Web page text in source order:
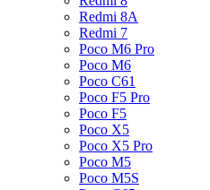
Redmi 8A
Redmi 7
Poco M6 Pro
Poco M6
Poco C61
Poco F5 Pro
Poco F5
Poco X5
Poco X5 Pro
Poco M5
Poco M5S